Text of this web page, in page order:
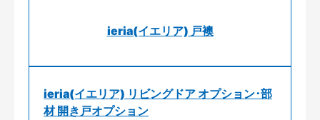
ieria(イエリア) 戸襖
ieria(イエリア) リビングドア オプション･部
材 開き戸オプション